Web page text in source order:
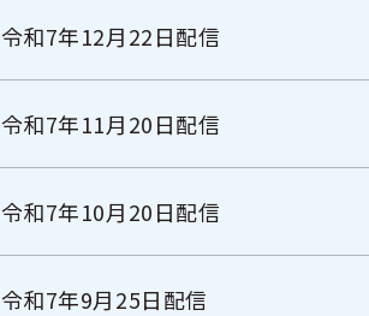
令和7年12月22日配信
令和7年11月20日配信
令和7年10月20日配信
令和7年9月25日配信